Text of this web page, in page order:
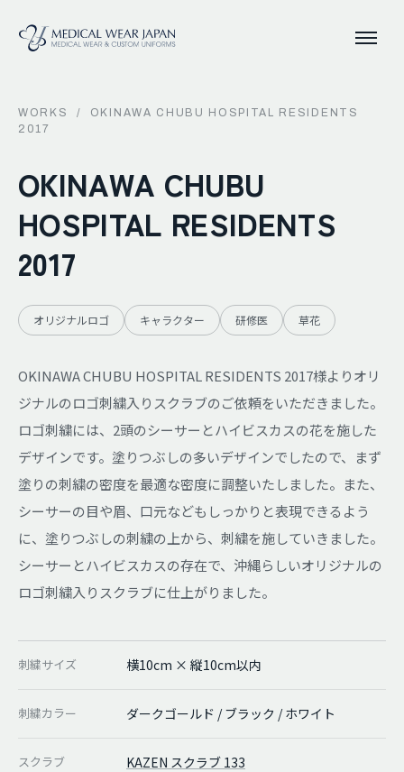
WORKS / OKINAWA CHUBU HOSPITAL RESIDENTS
2017
OKINAWA CHUBU
HOSPITAL RESIDENTS
2017
オリジナルロゴ キャラクター 研修医 草花
OKINAWA CHUBU HOSPITAL RESIDENTS 2017様よりオリ
ジナルのロゴ刺繍入りスクラブのご依頼をいただきました。
ロゴ刺繍には、2頭のシーサーとハイビスカスの花を施した
デザインです。塗りつぶしの多いデザインでしたので、まず
塗りの刺繍の密度を最適な密度に調整いたしました。また、
シーサーの目や眉、口元などもしっかりと表現できるよう
に、塗りつぶしの刺繍の上から、刺繍を施していきました。
シーサーとハイビスカスの存在で、沖縄らしいオリジナルの
ロゴ刺繍入りスクラブに仕上がりました。
刺繍サイズ 横10cm × 縦10cm以内
刺繍カラー ダークゴールド / ブラック / ホワイト
スクラブ KAZEN スクラブ 133